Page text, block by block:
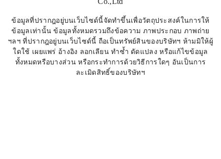
ข้อมูลที่ปรากฎอยู่บนเว็บไซด์นี้จัดทำขึ้นเพื่อวัตถุประสงค์ในการให้
ข้อมูลเท่านั้น ข้อมูลทั้งหมดรวมถึงข้อความ ภาพประกอบ ภาพถ่าย
ฯลฯ ที่ปรากฎอยู่บนเว็บไซด์นี้ ถือเป็นทรัพย์สินของบริษัทฯ ห้ามมิให้ผู้
ใดใช้ เผยแพร่ อ้างอิง ลอกเลียน ทำซ้ำ ดัดแปลง หรือแก้ไขข้อมูล
ทั้งหมดหรือบางส่วน หรือกระทำการด้วยวิธีการใดๆ อันเป็นการ
ละเมิดสิทธิ์ของบริษัทฯ